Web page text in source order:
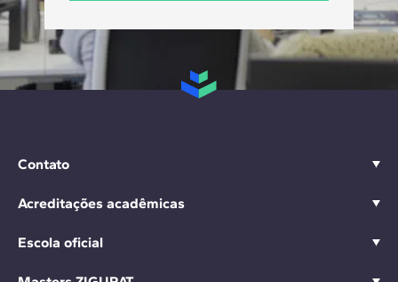
Contato
Acreditações acadêmicas
Escola oficial